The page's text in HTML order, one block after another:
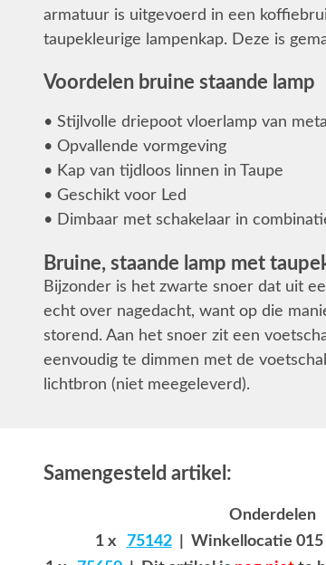
armatuur is uitgevoerd in een
taupekleurige lampenkap. Deze is
Voordelen bruine staande lamp
• Stijlvolle driepoot vloerlamp van
• Opvallende vormgeving
• Kap van tijdloos linnen in Taupe
• Geschikt voor Led
• Dimbaar met schakelaar in
Bruine, staande lamp met
Bijzonder is het zwarte snoer dat uit
echt over nagedacht, want op die
storend. Aan het snoer zit een
eenvoudig te dimmen met de
lichtbron (niet meegeleverd).
Samengesteld artikel:
Onderdelen
1 x 75142| Winkellocatie 015